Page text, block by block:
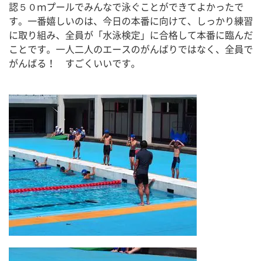
認５０ｍプールでみんなで泳ぐことができてよかったで
す。一番嬉しいのは、今日の本番に向けて、しっかり練習
に取り組み、全員が「水泳検定」に合格して本番に臨んだ
ことです。一人二人のエースのがんばりではなく、全員で
がんばる！　すごくいいです。